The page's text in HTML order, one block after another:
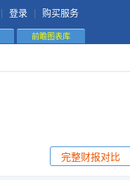
登录 购买服务
前瞻图表库
完整财报对比